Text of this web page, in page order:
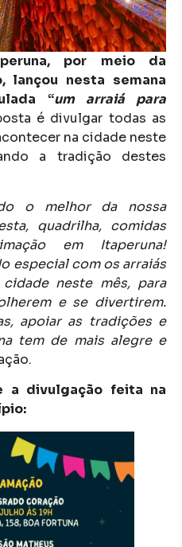
por meio da
lançou nesta semana
“um arraiá para
é divulgar todas as
na cidade neste
a tradição destes
o melhor da nossa
quadrilha, comidas
em Itaperuna!
especial com os arraiás
neste mês, para
e se divertirem.
apoiar as tradições e
tem de mais alegre e
a divulgação feita na